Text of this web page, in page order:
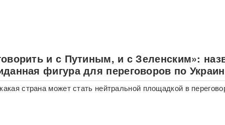
и с Путиным, и с Зеленским»:
фигура для переговоров по
страна может стать нейтральной площадкой в